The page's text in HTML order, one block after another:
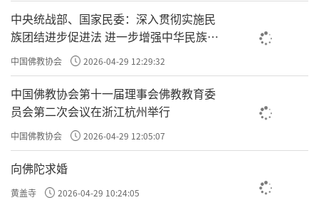
中央统战部、国家民委：深入贯彻实施民
族团结进步促进法 进一步增强中华民族凝
聚力向心力
中国佛教协会 2026-04-29 12:29:32
中国佛教协会第十一届理事会佛教教育委
员会第二次会议在浙江杭州举行
中国佛教协会 2026-04-29 12:05:07
向佛陀求婚
黄盖寺 2026-04-29 10:24:05